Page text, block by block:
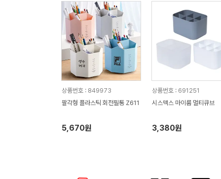
상품번호 : 849973
팔각형 플라스틱 회전필통 Z611
5,670원
상품번호 : 691251
시스맥스 마이룸 멀티큐브
3,380원